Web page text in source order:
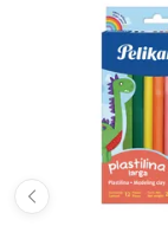
Incluye
Dimensiones
Modelo